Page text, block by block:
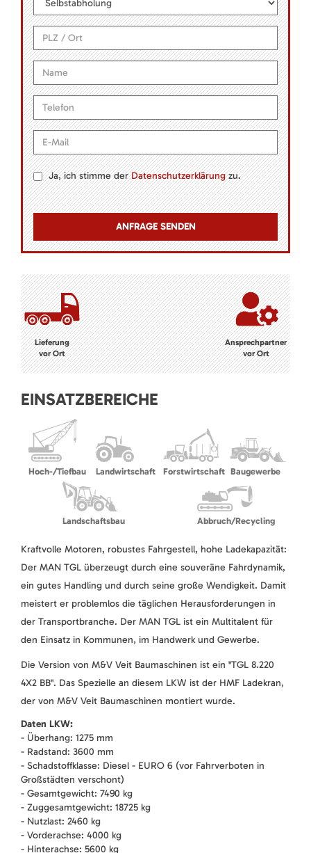
Ja, ich stimme derDatenschutzerklärungzu.
Lieferung
vor Ort
Ansprechpartner
vor Ort
EINSATZBEREICHE
Hoch-/Tiefbau Landwirtschaft Forstwirtschaft Baugewerbe
Landschaftsbau Abbruch/Recycling
Kraftvolle Motoren, robustes Fahrgestell, hohe Ladekapazität:
Der MAN TGL überzeugt durch eine souveräne Fahrdynamik,
ein gutes Handling und durch seine große Wendigkeit. Damit
meistert er problemlos die täglichen Herausforderungen in
der Transportbranche. Der MAN TGL ist ein Multitalent für
den Einsatz in Kommunen, im Handwerk und Gewerbe.
Die Version von M&V Veit Baumaschinen ist ein "TGL 8.220
4X2 BB". Das Spezielle an diesem LKW ist der HMF Ladekran,
der von M&V Veit Baumaschinen montiert wurde.
Daten LKW:
- Überhang: 1275 mm
- Radstand: 3600 mm
- Schadstoffklasse: Diesel - EURO 6 (vor Fahrverboten in
Großstädten verschont)
- Gesamtgewicht: 7490 kg
- Zuggesamtgewicht: 18725 kg
- Nutzlast: 2460 kg
- Vorderachse: 4000 kg
- Hinterachse: 5600 kg